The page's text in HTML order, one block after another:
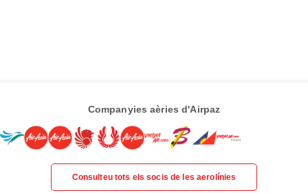
Companyies aèries d'Airpaz
Consulteu tots els socis de les aerolínies